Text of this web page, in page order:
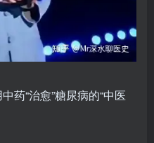
药“治愈”糖尿病的“中医